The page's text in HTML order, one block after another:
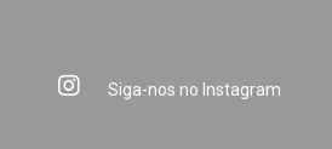
Siga-nos no Instagram